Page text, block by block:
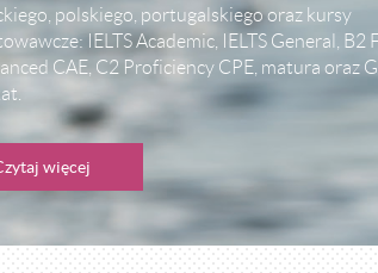
polskiego, portugalskiego oraz kursy
IELTS Academic, IELTS General, B2
CAE, C2 Proficiency CPE, matura oraz
więcej